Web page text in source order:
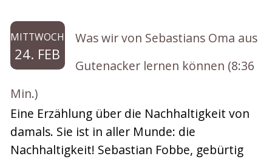
MITTWOCH
24. FEB
Was wir von Sebastians Oma aus
Gutenacker lernen können (8:36
Min.)
Eine Erzählung über die Nachhaltigkeit von
damals. Sie ist in aller Munde: die
Nachhaltigkeit! Sebastian Fobbe, gebürtig